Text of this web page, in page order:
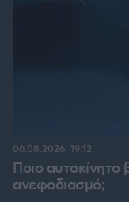
Ποιο αυτοκίνητο
ανεφοδιασμό;
06.08.2026, 19:12